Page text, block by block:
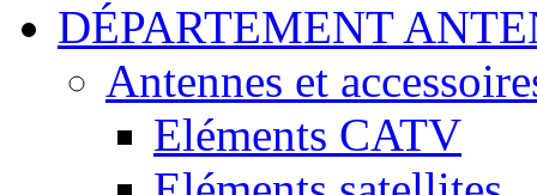
DÉPARTEMENT
Antennes et
Eléments CATV